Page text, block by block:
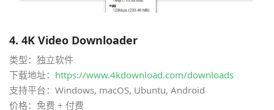
4. 4K Video Downloader
类型：独立软件
下载地址： https://www.4kdownload.com/downloads
支持平台：Windows, macOS, Ubuntu, Android
价格：免费 + 付费